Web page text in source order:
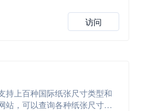
访问
持上百种国际纸张尺寸类型和
站，可以查询各种纸张尺寸等